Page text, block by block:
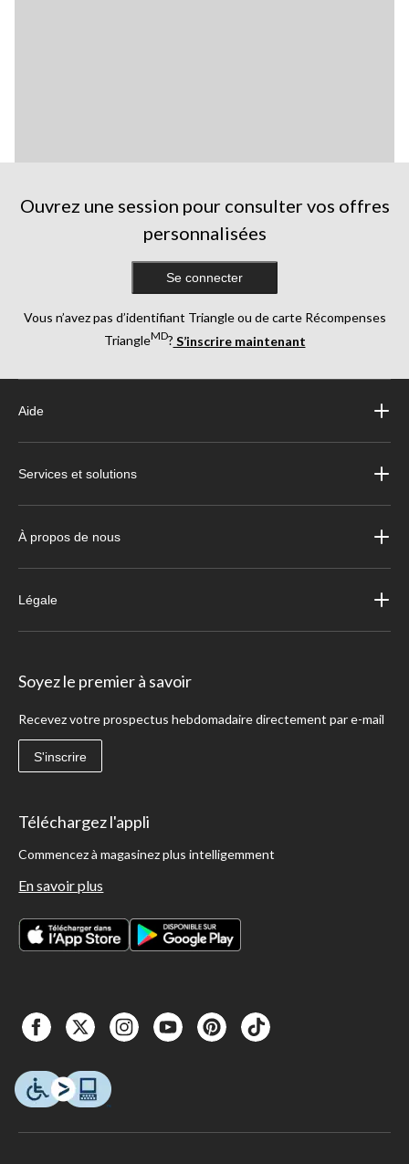
Ouvrez une session pour consulter vos offres
personnalisées
Se connecter
Vous n’avez pas d’identifiant Triangle ou de carte Récompenses
TriangleMD? S’inscrire maintenant
Aide
Services et solutions
À propos de nous
Légale
Soyez le premier à savoir
Recevez votre prospectus hebdomadaire directement par e-mail
S'inscrire
Téléchargez l'appli
Commencez à magasinez plus intelligemment
En savoir plus